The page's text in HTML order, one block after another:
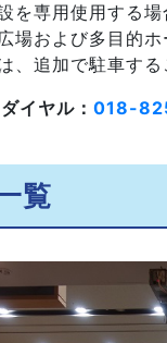
を専用使用する
場および多目的
、追加で駐車する
イヤル： 018-
覧